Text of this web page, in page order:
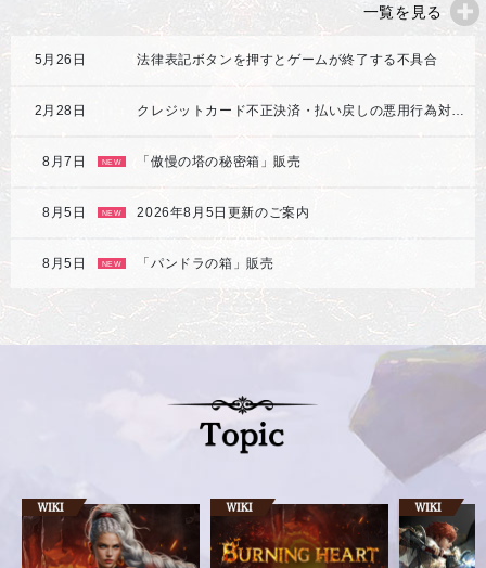
一覧を見る
5月26日 法律表記ボタンを押すとゲームが終了する不具合
2月28日
8月7日 NEW 「傲慢の塔の秘密箱」販売
8月5日 NEW 2026年8月5日更新のご案内
8月5日 NEW 「パンドラの箱」販売